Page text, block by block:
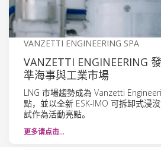
VANZETTI ENGINEERING SPA
VANZETTI ENGINEERING
準海事與工業市場
LNG 市場趨勢成為 Vanzetti
點，並以全新 ESK-IMO 可拆卸式浸
試作為活動亮點。
更多请点击…